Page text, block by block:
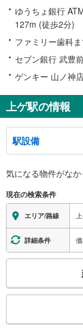
ゆうちょ銀行
127m (徒歩2分)
ファミリー歯科
セブン銀行 武豊
ゲンキー 山ノ神
上ゲ駅の情報
駅設備
※段差なしでの移動経
地上⇔改札⇔ホーム
（※各改札⇔反対側
スロープ
・河和・内海方面ホ
・名古屋方面ホーム側
その他
※駅員無配置駅（連絡
気になる物件がなか
現在の検索条件
エリア/路線
詳細条件
検